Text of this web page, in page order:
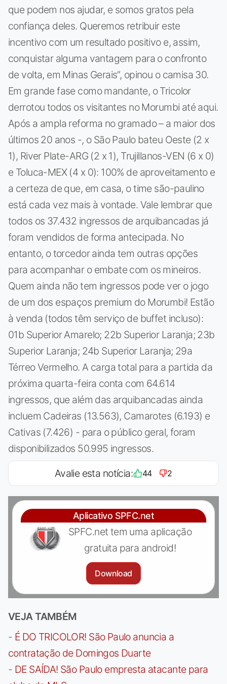
que podem nos ajudar, e somos gratos pela
confiança deles. Queremos retribuir este
incentivo com um resultado positivo e, assim,
conquistar alguma vantagem para o confronto
de volta, em Minas Gerais”, opinou o camisa 30.
Em grande fase como mandante, o Tricolor
derrotou todos os visitantes no Morumbi até aqui.
Após a ampla reforma no gramado – a maior dos
últimos 20 anos -, o São Paulo bateu Oeste (2 x
1), River Plate-ARG (2 x 1), Trujillanos-VEN (6 x 0)
e Toluca-MEX (4 x 0): 100% de aproveitamento e
a certeza de que, em casa, o time são-paulino
está cada vez mais à vontade. Vale lembrar que
todos os 37.432 ingressos de arquibancadas já
foram vendidos de forma antecipada. No
entanto, o torcedor ainda tem outras opções
para acompanhar o embate com os mineiros.
Quem ainda não tem ingressos pode ver o jogo
de um dos espaços premium do Morumbi! Estão
à venda (todos têm serviço de buffet incluso):
01b Superior Amarelo; 22b Superior Laranja; 23b
Superior Laranja; 24b Superior Laranja; 29a
Térreo Vermelho. A carga total para a partida da
próxima quarta-feira conta com 64.614
ingressos, que além das arquibancadas ainda
incluem Cadeiras (13.563), Camarotes (6.193) e
Cativas (7.426) - para o público geral, foram
disponibilizados 50.995 ingressos.
Avalie esta notícia: 44 2
Aplicativo SPFC.net
SPFC.net tem uma aplicação
gratuita para android!
Download
VEJA TAMBÉM
- É DO TRICOLOR! São Paulo anuncia a
contratação de Domingos Duarte
- DE SAÍDA! São Paulo empresta atacante para